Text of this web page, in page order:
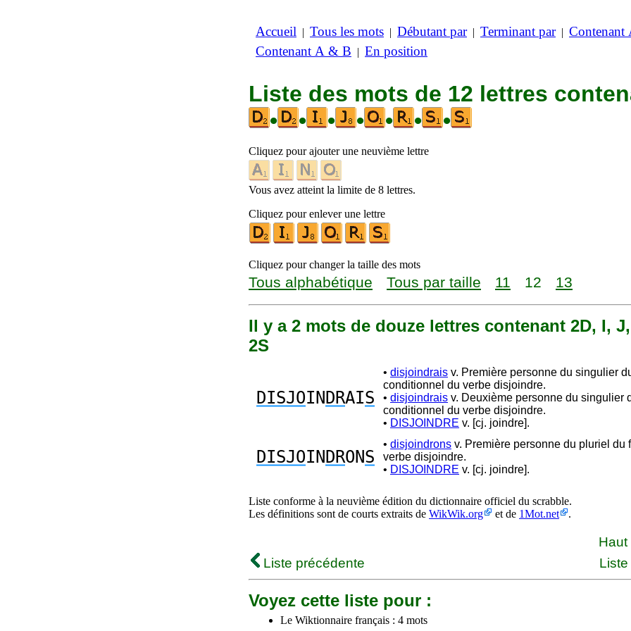
Accueil | Tous les mots | Débutant par| Terminant par| Contenant
Contenant A & B | En position
Liste des mots de 12 lettres
•
• • • • • •
Cliquez pour ajouter une neuvième lettre
Vous avez atteint la limite de 8 lettres.
Cliquez pour enlever une lettre
Cliquez pour changer la taille des mots
Tous alphabétique Tous par taille 11 12 13
Il y a 2 mots de douze lettres contenant 2D, I,
2S
DISJOIN DRAIS
• disjoindrais v. Première personne du singulier
conditionnel du verbe disjoindre.
• disjoindrais v. Deuxième personne du singulier
conditionnel du verbe disjoindre.
• DISJOINDRE v. [cj. joindre].
DISJOIN DRONS
• disjoindrons v. Première personne du pluriel du
verbe disjoindre.
• DISJOINDRE v. [cj. joindre].
Liste conforme à la neuvième édition du dictionnaire officiel du scrabble.
Les définitions sont de courts extraits de WikWik.org et de 1Mot.net .
Haut
Liste précédente
Voyez cette liste pour :
Le Wiktionnaire français : 4 mots